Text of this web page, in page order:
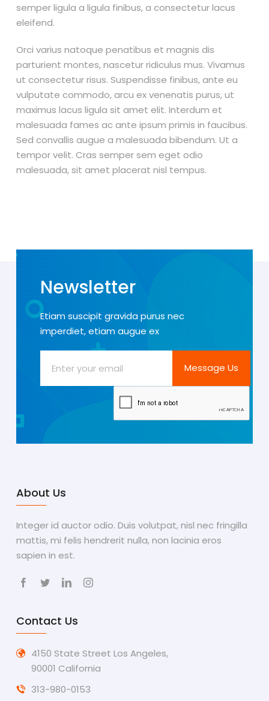
semper ligula a ligula finibus, a consectetur lacus
eleifend.
Orci varius natoque penatibus et magnis dis
parturient montes, nascetur ridiculus mus. Vivamus
ut consectetur risus. Suspendisse finibus, ante eu
vulputate commodo, arcu ex venenatis purus, ut
maximus lacus ligula sit amet elit. Interdum et
malesuada fames ac ante ipsum primis in faucibus.
Sed convallis augue a malesuada bibendum. Ut a
tempor velit. Cras semper sem eget odio
malesuada, sit amet placerat nisl tempus.
Newsletter
Etiam suscipit gravida purus nec
imperdiet, etiam augue ex
About Us
Integer id auctor odio. Duis volutpat, nisl nec fringilla
mattis, mi felis hendrerit nulla, non lacinia eros
sapien in est.
FacebookTwitterLinkedIn
Contact Us
4150 State Street Los Angeles,
90001 California
313-980-0153